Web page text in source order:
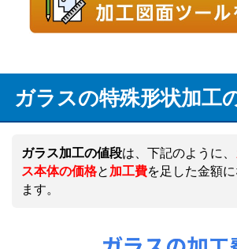
ガラスの特殊形状加工
ガラス加工の値段は、下記のように、
ス本体の価格と加工費を足した金額に
ます。